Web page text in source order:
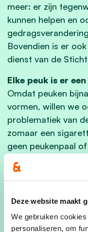
Deze website maakt
We gebruiken
personaliseren, om
meer: er zijn
kunnen helpen en
Bovendien is er
dienst van de
Elke peuk is er
Omdat peuken
vormen, willen we
problematiek van
zomaar een
geen peukenpaal
misschien dat het
helaas laten de
omgeving
straat. Gooi hem in
zakasbakje of